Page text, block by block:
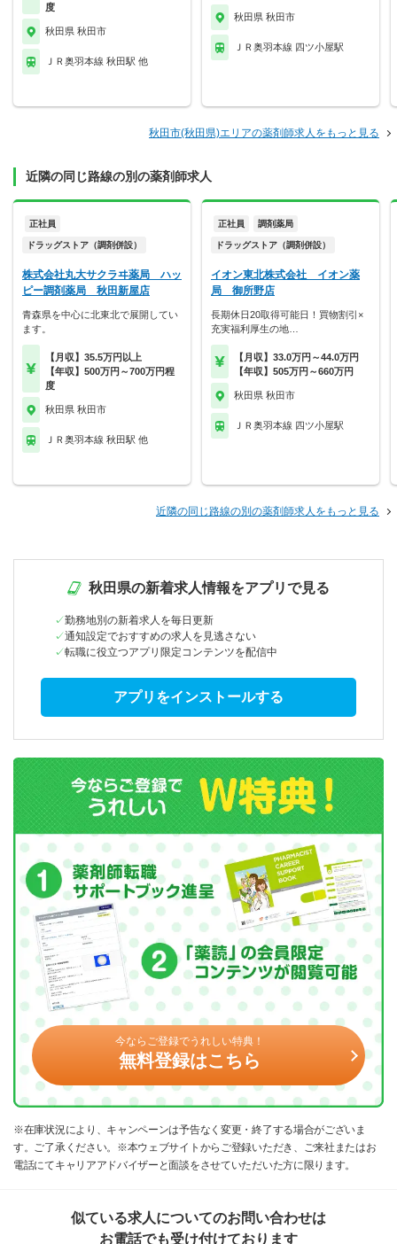
度
秋田県 秋田市
ＪＲ奥羽本線 秋田駅 他
秋田県 秋田市
ＪＲ奥羽本線 四ツ小屋駅
秋田市(秋田県)エリアの薬剤師求人をもっと見る
近隣の同じ路線の別の薬剤師求人
正社員
ドラッグストア（調剤併設）
株式会社丸大サクラヰ薬局 ハッ
ピー調剤薬局 秋田新屋店
青森県を中心に北東北で展開してい
ます。
【月収】35.5万円以上
【年収】500万円～700万円程
度
秋田県 秋田市
ＪＲ奥羽本線 秋田駅 他
正社員 調剤薬局
ドラッグストア（調剤併設）
イオン東北株式会社 イオン薬
局 御所野店
長期休日20取得可能日！買物割引×
充実福利厚生の地…
【月収】33.0万円～44.0万円
【年収】505万円～660万円
秋田県 秋田市
ＪＲ奥羽本線 四ツ小屋駅
近隣の同じ路線の別の薬剤師求人をもっと見る
秋田県の新着求人情報をアプリで見る
勤務地別の新着求人を毎日更新
通知設定でおすすめの求人を見逃さない
転職に役立つアプリ限定コンテンツを配信中
アプリをインストールする
今ならご登録でうれしい特典！
無料登録はこちら
※在庫状況により、キャンペーンは予告なく変更・終了する場合がございま
す。ご了承ください。※本ウェブサイトからご登録いただき、ご来社またはお
電話にてキャリアアドバイザーと面談をさせていただいた方に限ります。
似ている求人についてのお問い合わせは
お電話でも受け付けております